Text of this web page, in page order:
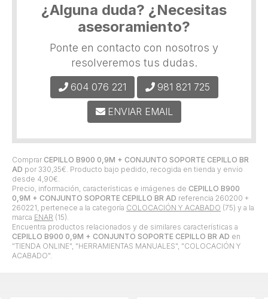
Comprar CEPILLO B900 0,9M + CONJUNTO SOPORTE CEPILLO BR
AD por 330,35€ . Producto bajo pedido, recogida en tienda y envío
desde 4,90€
Precio, información, características e imágenes de CEPILLO B900
0,9M + CONJUNTO SOPORTE CEPILLO BR AD referencia 260200 +
260221, pertenece a la categoría COLOCACIÓN Y ACABADO (75) y a la
marca ENAR (15).
Encuentra productos relacionados y de similares características a
CEPILLO B900 0,9M + CONJUNTO SOPORTE CEPILLO BR AD en
"TIENDA ONLINE", "HERRAMIENTAS MANUALES", "COLOCACIÓN Y
ACABADO".
¿Alguna duda? ¿Necesitas
asesoramiento?
Ponte en contacto con nosotros y
resolveremos tus dudas.
604 076 221 981 821 725
ENVIAR EMAIL